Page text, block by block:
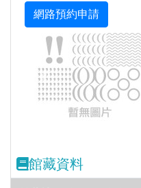
Previous
館藏資料